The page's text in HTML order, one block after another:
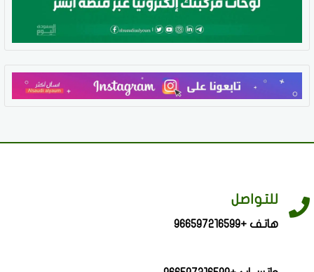
للتواصل
هاتف +966597216599